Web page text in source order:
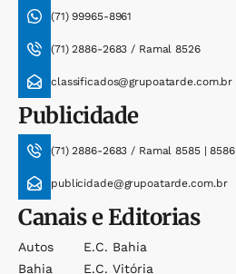
(71) 99965-8961
(71) 2886-2683 / Ramal 8526
classificados@grupoatarde.com.br
Publicidade
(71) 2886-2683 / Ramal 8585 | 8586
publicidade@grupoatarde.com.br
Canais e Editorias
Autos
Bahia
E.c. Bahia
E.c. Vitória